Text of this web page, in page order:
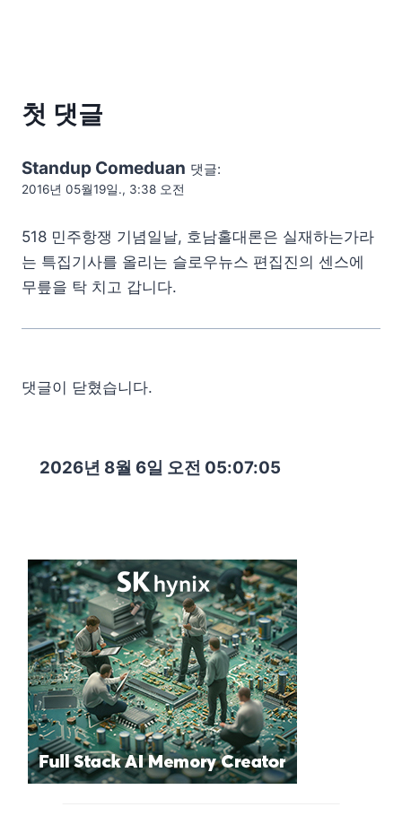
첫 댓글
Standup Comeduan 댓글:
2016년 05월19일., 3:38 오전
518 민주항쟁 기념일날, 호남홀대론은 실재하는가라
는 특집기사를 올리는 슬로우뉴스 편집진의 센스에
무릎을 탁 치고 갑니다.
댓글이 닫혔습니다.
2026년 8월 6일 오전 05:07:06